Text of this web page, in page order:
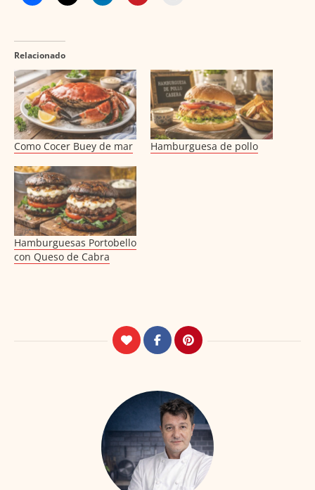
Relacionado
Como Cocer Buey de mar Hamburguesa de pollo
Hamburguesas Portobello
con Queso de Cabra